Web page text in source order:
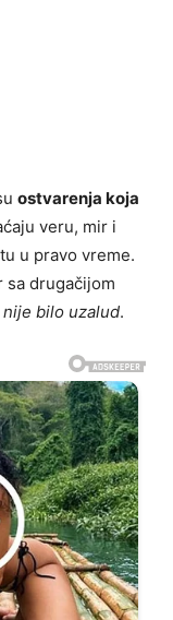
ostvarenja koja
veru, mir i
u pravo vreme.
sa drugačijom
nije bilo uzalud.